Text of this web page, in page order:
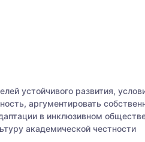
устойчивого развития,
аргументировать
в инклюзивном
академической честности